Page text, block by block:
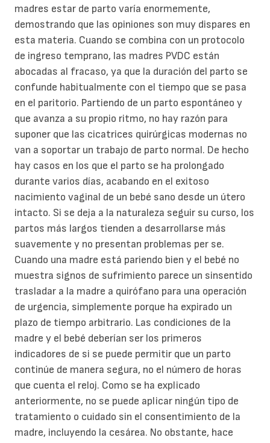
madres estar de parto varía enormemente,
demostrando que las opiniones son muy dispares en
esta materia. Cuando se combina con un protocolo
de ingreso temprano, las madres PVDC están
abocadas al fracaso, ya que la duración del parto se
confunde habitualmente con el tiempo que se pasa
en el paritorio. Partiendo de un parto espontáneo y
que avanza a su propio ritmo, no hay razón para
suponer que las cicatrices quirúrgicas modernas no
van a soportar un trabajo de parto normal. De hecho
hay casos en los que el parto se ha prolongado
durante varios días, acabando en el exitoso
nacimiento vaginal de un bebé sano desde un útero
intacto. Si se deja a la naturaleza seguir su curso, los
partos más largos tienden a desarrollarse más
suavemente y no presentan problemas per se.
Cuando una madre está pariendo bien y el bebé no
muestra signos de sufrimiento parece un sinsentido
trasladar a la madre a quirófano para una operación
de urgencia, simplemente porque ha expirado un
plazo de tiempo arbitrario. Las condiciones de la
madre y el bebé deberían ser los primeros
indicadores de si se puede permitir que un parto
continúe de manera segura, no el número de horas
que cuenta el reloj. Como se ha explicado
anteriormente, no se puede aplicar ningún tipo de
tratamiento o cuidado sin el consentimiento de la
madre, incluyendo la cesárea. No obstante, hace